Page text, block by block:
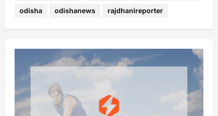
odisha odishanews rajdhanireporter